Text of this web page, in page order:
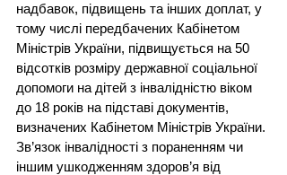
надбавок, підвищень та інших доплат, у
тому числі передбачених Кабінетом
Міністрів України, підвищується на 50
відсотків розміру державної соціальної
допомоги на дітей з інвалідністю віком
до 18 років на підставі документів,
визначених Кабінетом Міністрів України.
Зв’язок інвалідності з пораненням чи
іншим ушкодженням здоров’я від